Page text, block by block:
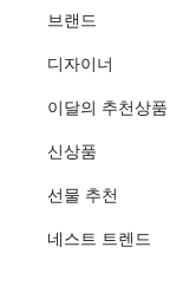
브랜드
디자이너
이달의 추천상품
신상품
선물 추천
네스트 트렌드